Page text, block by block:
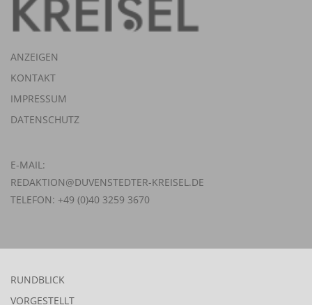
ANZEIGEN
KONTAKT
IMPRESSUM
DATENSCHUTZ
E-MAIL:
REDAKTION@DUVENSTEDTER-KREISEL.DE
TELEFON: +49 (0)40 3259 3670
RUNDBLICK
VORGESTELLT